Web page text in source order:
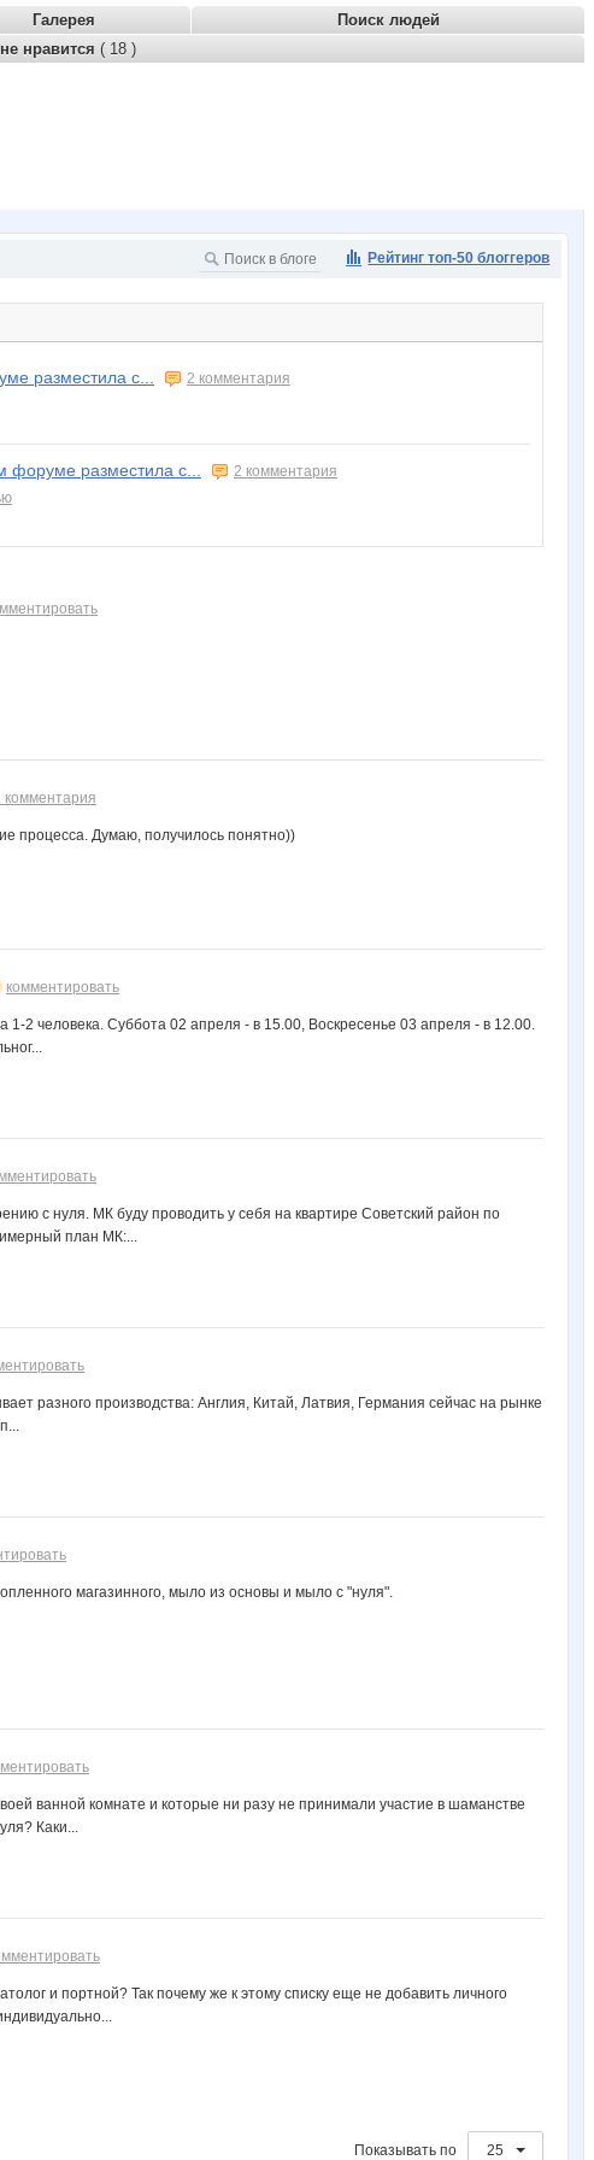
Галерея
Поиск людей
нравится ( 18 )
Рейтинг топ-50 блоггеров
разместила с...
2 комментария
форуме разместила с...
2 комментария
комментария
процесса. Думаю, получилось понятно))
комментировать
2 человека. Суббота 02 апреля - в 15.00, Воскресенье 03 апреля - в 12.00.
с нуля. МК буду проводить у себя на квартире Советский район по
план МК:...
разного производства: Англия, Китай, Латвия, Германия сейчас на рынке
магазинного, мыло из основы и мыло с "нуля".
ванной комнате и которые ни разу не принимали участие в шаманстве
Каки...
и портной? Так почему же к этому списку еще не добавить личного
25
Показывать по